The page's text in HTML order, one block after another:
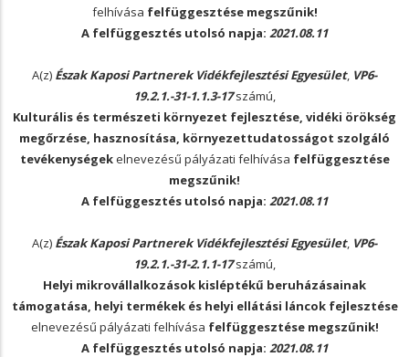
felhívása felfüggesztése megszűnik!
A felfüggesztés utolsó napja: 2021.08.11
A(z) Észak Kaposi Partnerek Vidékfejlesztési Egyesület, VP6-
19.2.1.-31-1.1.3-17számú,
Kulturális és természeti környezet fejlesztése, vidéki örökség
megőrzése, hasznosítása, környezettudatosságot szolgáló
tevékenységekelnevezésű pályázati felhívása felfüggesztése
megszűnik!
A felfüggesztés utolsó napja: 2021.08.11
A(z) Észak Kaposi Partnerek Vidékfejlesztési Egyesület, VP6-
19.2.1.-31-2.1.1-17számú,
Helyi mikrovállalkozások kisléptékű beruházásainak
támogatása, helyi termékek és helyi ellátási láncok fejlesztése
elnevezésű pályázati felhívása felfüggesztése megszűnik!
A felfüggesztés utolsó napja: 2021.08.11